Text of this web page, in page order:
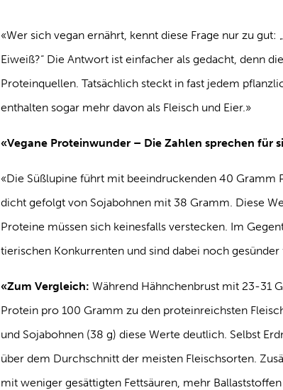
«Wer sich vegan ernährt, kennt diese Frage nur zu
Eiweiß?“ Die Antwort ist einfacher als gedacht, denn
Proteinquellen. Tatsächlich steckt in fast jedem
enthalten sogar mehr davon als Fleisch und Eier.»
«Vegane Proteinwunder – Die Zahlen sprechen für
«Die Süßlupine führt mit beeindruckenden 40 Gramm
dicht gefolgt von Sojabohnen mit 38 Gramm. Diese
Proteine müssen sich keinesfalls verstecken. Im
tierischen Konkurrenten und sind dabei noch
«Zum Vergleich: Während Hähnchenbrust mit 23-31
Protein pro 100 Gramm zu den proteinreichsten
und Sojabohnen (38 g) diese Werte deutlich. Selbst
über dem Durchschnitt der meisten Fleischsorten.
mit weniger gesättigten Fettsäuren, mehr